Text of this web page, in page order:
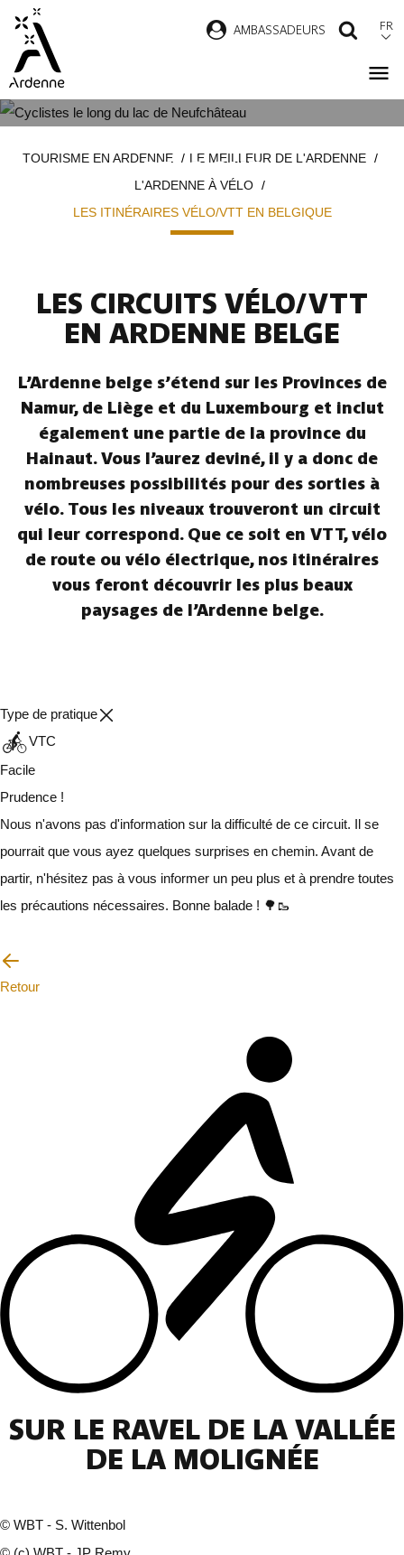
contenu
principal
AMBASSADEURS FR
BELGIQUE
d'ArianeTOURISME EN ARDENNE
LE MEILLEUR DE L'ARDENNE
L'ARDENNE À VÉLO
LES ITINÉRAIRES VÉLO/VTT EN BELGIQUE
LES CIRCUITS VÉLO/VTT
EN ARDENNE BELGE
L’Ardenne belge s’étend sur les Provinces de
Namur, de Liège et du Luxembourg et inclut
également une partie de la province du
Hainaut. Vous l’aurez deviné, il y a donc de
nombreuses possibilités pour des sorties à
vélo. Tous les niveaux trouveront un circuit
qui leur correspond. Que ce soit en VTT, vélo
de route ou vélo électrique, nos itinéraires
vous feront découvrir les plus beaux
paysages de l’Ardenne belge.
Type de pratique
VTC
Facile
Prudence !
Nous n'avons pas d'information sur la difficulté de ce circuit. Il se
pourrait que vous ayez quelques surprises en chemin. Avant de
partir, n'hésitez pas à vous informer un peu plus et à prendre toutes
les précautions nécessaires. Bonne balade ! 🌳🥾
Retour
SUR LE RAVEL DE LA VALLÉE
DE LA MOLIGNÉE
© WBT - S. Wittenbol